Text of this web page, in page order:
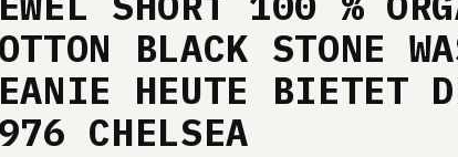
BLACK STONE
HEUTE BIETET
CHELSEA